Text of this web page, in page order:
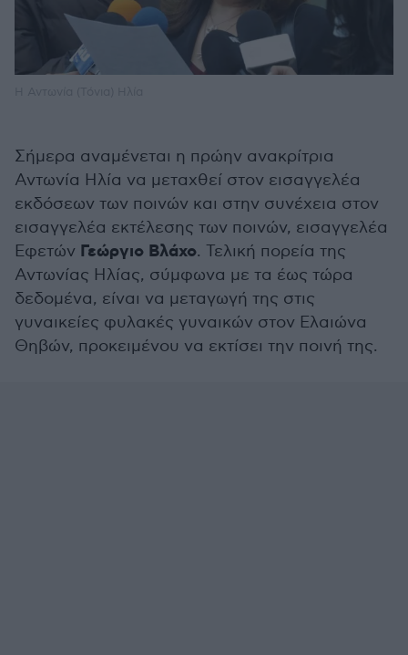
Σήμερα αναμένεται η πρώην ανακρίτρια
Αντωνία Ηλία να μεταχθεί στον εισαγγελέα
εκδόσεων των ποινών και στην συνέχεια στον
εισαγγελέα εκτέλεσης των ποινών, εισαγγελέα
Εφετών Γεώργιο Βλάχο. Τελική πορεία της
Αντωνίας Ηλίας, σύμφωνα με τα έως τώρα
δεδομένα, είναι να μεταγωγή της στις
γυναικείες φυλακές γυναικών στον Ελαιώνα
Θηβών, προκειμένου να εκτίσει την ποινή της.